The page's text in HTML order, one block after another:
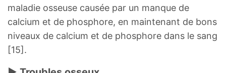
maladie osseuse causée par un manque de
calcium et de phosphore, en maintenant de bons
niveaux de calcium et de phosphore dans le sang
[15].